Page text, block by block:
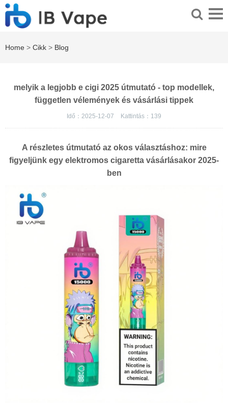
Home > Cikk > Blog
melyik a legjobb e cigi 2025 útmutató - top modellek,
független vélemények és vásárlási tippek
Idő：2025-12-07 Kattintás： 139
A részletes útmutató az okos választáshoz: mire
figyeljünk egy elektromos cigaretta vásárlásakor 2025-
ben